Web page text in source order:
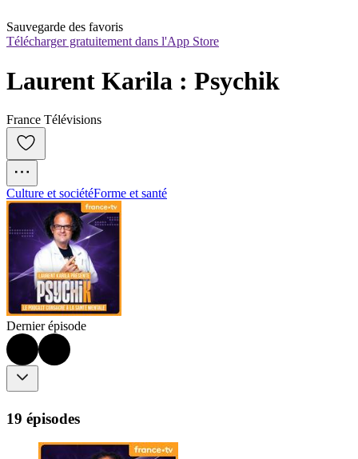
Sauvegarde des favoris
Télécharger gratuitement dans l'App Store
Laurent Karila : Psychik
France Télévisions
Culture et sociétéForme et santé
Dernier épisode
19 épisodes